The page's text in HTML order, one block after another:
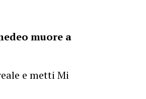
muore a
e metti Mi